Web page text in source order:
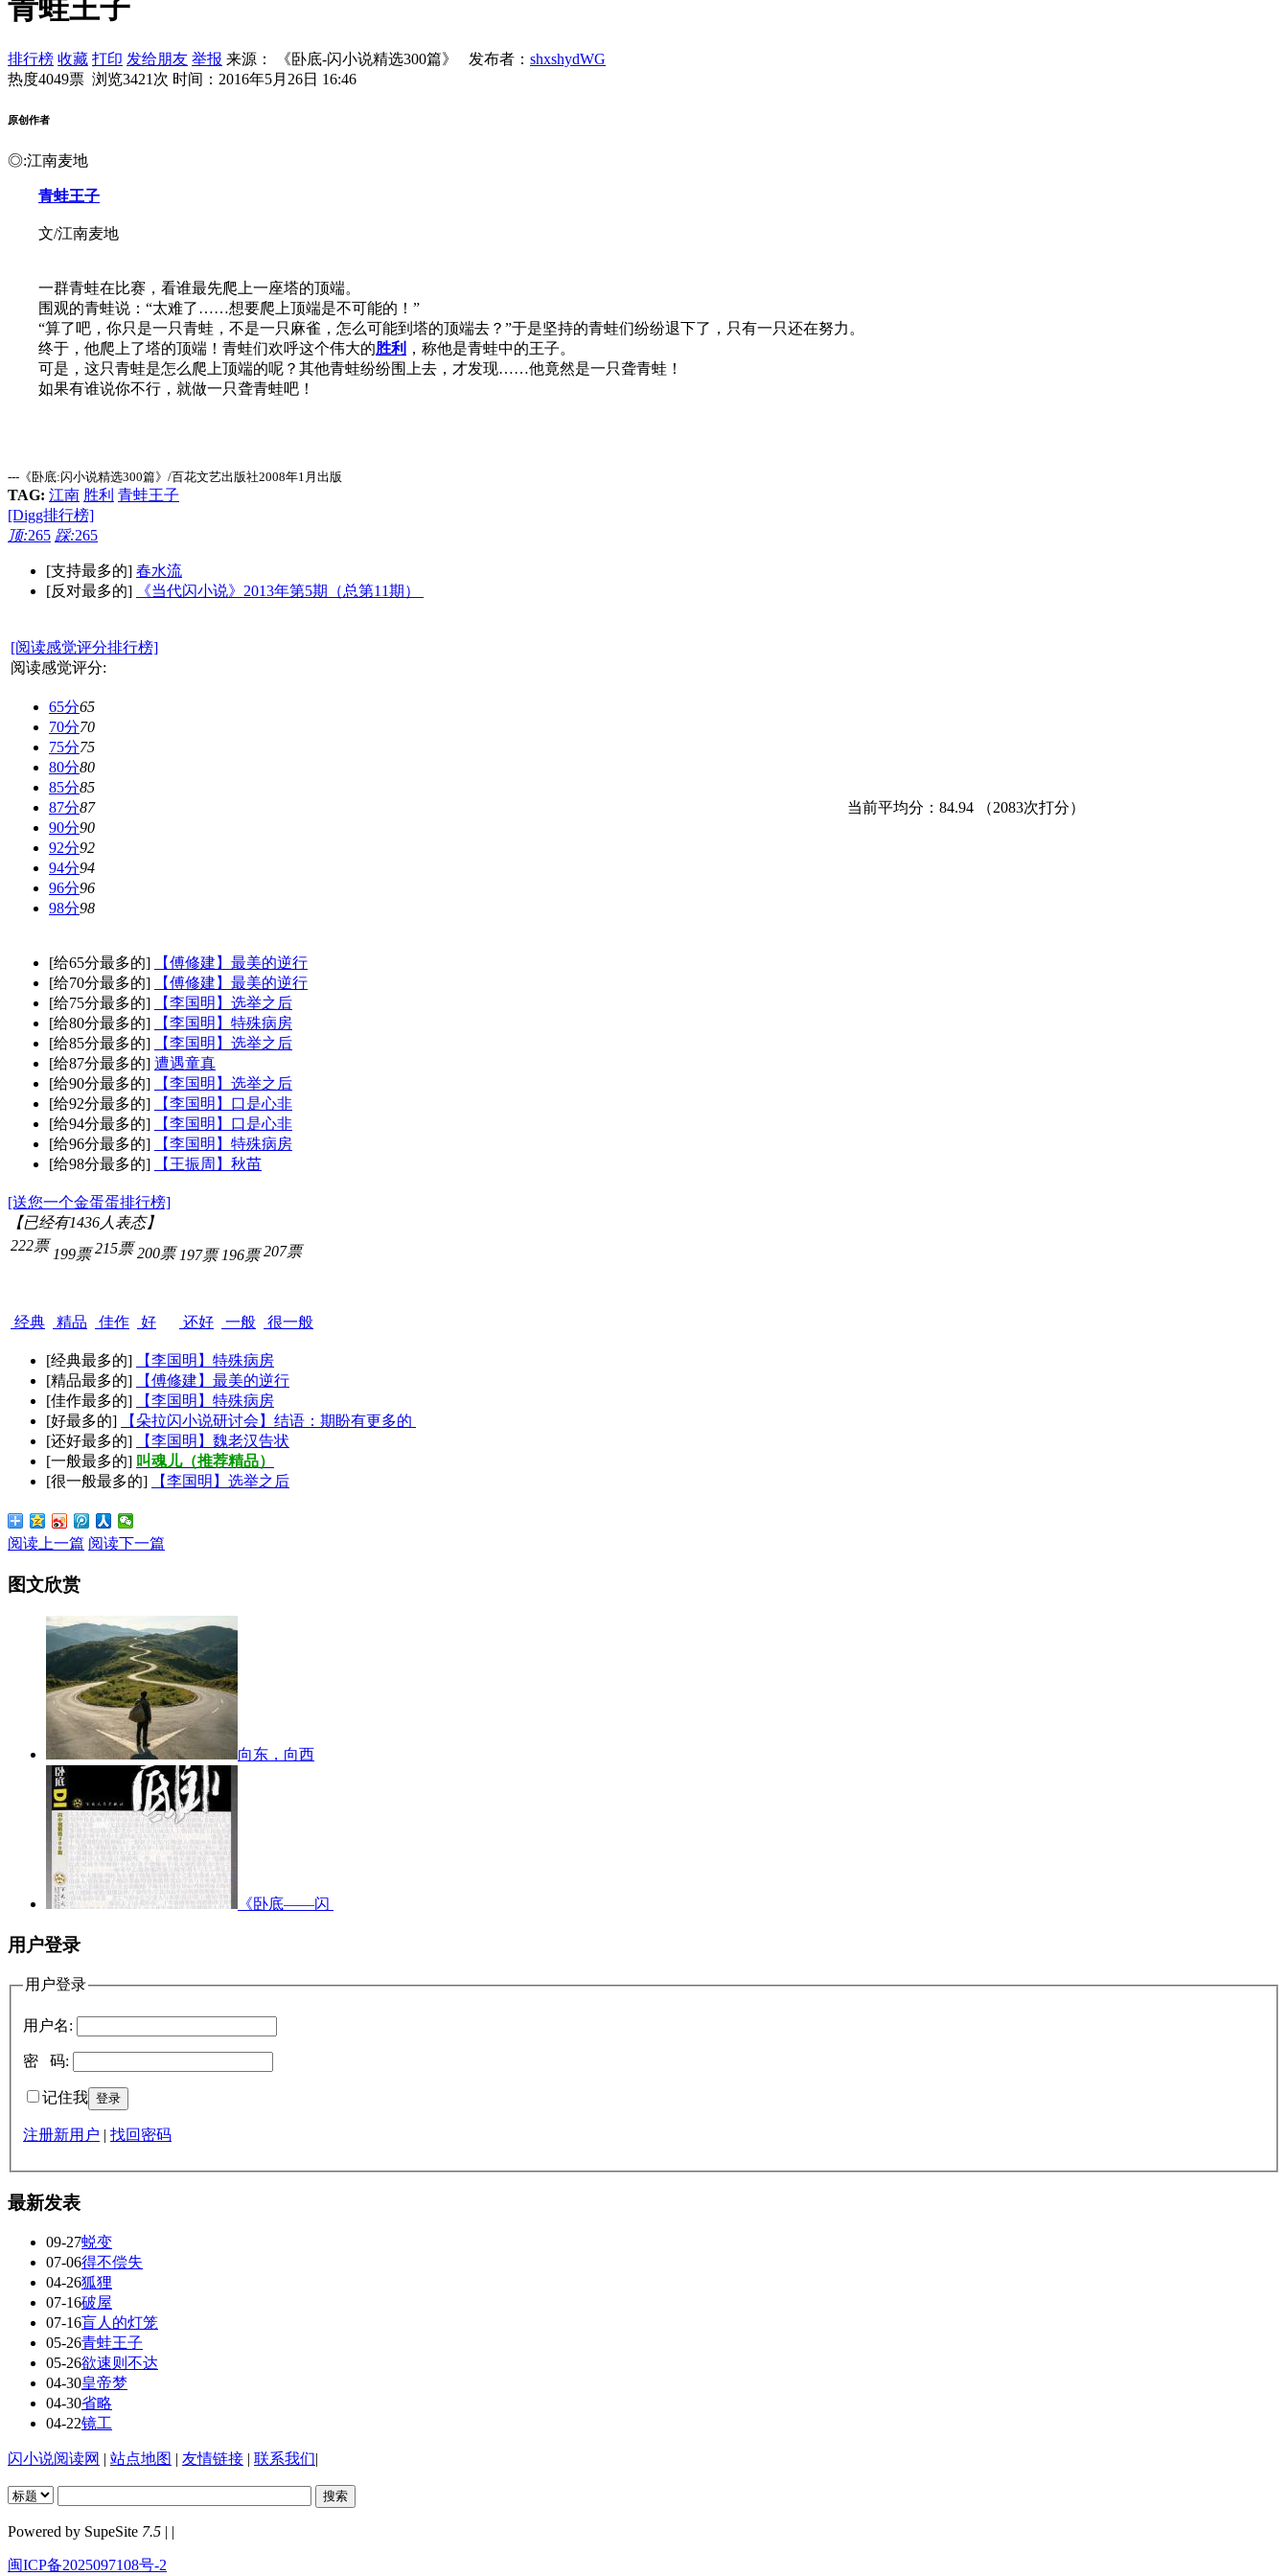
青蛙王子
排行榜 收藏 打印 发给朋友 举报 来源： 《卧底-闪小说精选300篇》 发布者： shxshydWG
热度4049票 浏览3421次 时间：2016年5月26日 16:46
原创作者
◎:江南麦地
青蛙王子
文/江南麦地
一群青蛙在比赛，看谁最先爬上一座塔的顶端。
围观的青蛙说：“太难了……想要爬上顶端是不可能的！”
“算了吧，你只是一只青蛙，不是一只麻雀，怎么可能到塔的顶端去？”于是坚持的青蛙们纷纷退下了，只有一只还在努力。
终于，他爬上了塔的顶端！青蛙们欢呼这个伟大的胜利 ，称他是青蛙中的王子。
可是，这只青蛙是怎么爬上顶端的呢？其他青蛙纷纷围上去，才发现……他竟然是一只聋青蛙！
如果有谁说你不行，就做一只聋青蛙吧！
---《卧底:闪小说精选300篇》/百花文艺出版社2008年1月出版
TAG: 江南 胜利 青蛙王子
[Digg排行榜]
顶:265 踩:265
[支持最多的] 春水流
[反对最多的]
《当代闪小说》2013年第5期（总第11期）
[阅读感觉评分排行榜]
阅读感觉评分:
65分65
70分70
75分75
80分80
85分85
87分87
90分90
92分92
94分94
96分96
98分98
当前平均分： 84.94 （2083次打分）
[给65分最多的]
【傅修建】最美的逆行
[给70分最多的]
【傅修建】最美的逆行
[给75分最多的]
【李国明】选举之后
[给80分最多的]
【李国明】特殊病房
[给85分最多的]
【李国明】选举之后
[给87分最多的] 遭遇童真
[给90分最多的]
【李国明】选举之后
[给92分最多的]
【李国明】口是心非
[给94分最多的]
【李国明】口是心非
[给96分最多的]
【李国明】特殊病房
[给98分最多的]
【王振周】秋苗
[送您一个金蛋蛋排行榜]
【已经有1436 人表态】
222票
经典
199票
精品
215票
佳作
200票
好
197票
还好
196票
一般
207票
很一般
[经典最多的]
【李国明】特殊病房
[精品最多的]
【傅修建】最美的逆行
[佳作最多的]
【李国明】特殊病房
[好最多的]
【朵拉闪小说研讨会】结语：期盼有更多的
[还好最多的]
【李国明】魏老汉告状
[一般最多的] 叫魂儿（推荐精品）
[很一般最多的]
【李国明】选举之后
阅读上一篇 阅读下一篇
图文欣赏
向东，向西
《卧底——闪
用户登录
用户登录
用户名:
密 码:
记住我
注册新用户 | 找回密码
最新发表
09-27蜕变
07-06得不偿失
04-26狐狸
07-16破屋
07-16盲人的灯笼
05-26青蛙王子
05-26欲速则不达
04-30皇帝梦
04-30省略
04-22镜工
闪小说阅读网 | 站点地图 | 友情链接 | 联系我们|
Powered by SupeSite 7.5 | |
闽ICP备2025097108号-2